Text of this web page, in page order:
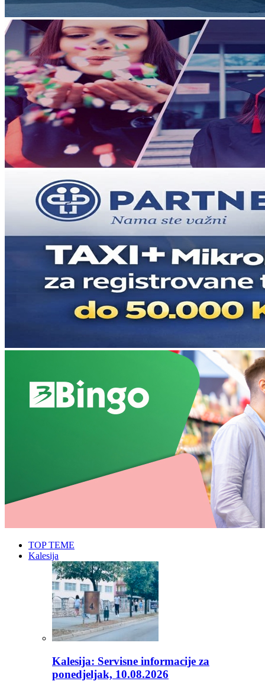
TOP TEME
Kalesija
Kalesija: Servisne informacije za
ponedjeljak, 10.08.2026